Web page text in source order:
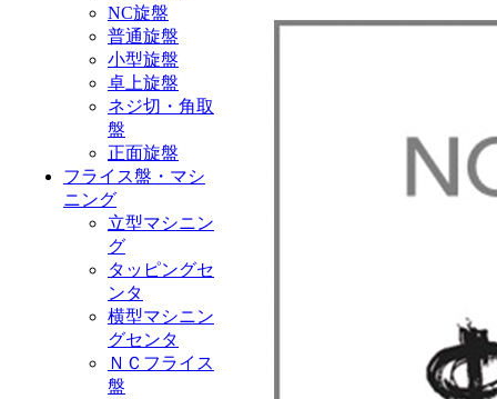
NC旋盤
普通旋盤
小型旋盤
卓上旋盤
ネジ切・角取
盤
正面旋盤
フライス盤・マシ
ニング
立型マシニン
グ
タッピングセ
ンタ
横型マシニン
グセンタ
ＮＣフライス
盤